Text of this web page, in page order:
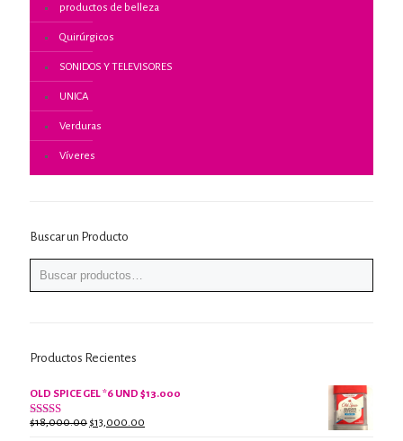
productos de belleza
Quirúrgicos
SONIDOS Y TELEVISORES
UNICA
Verduras
Víveres
Buscar un Producto
Productos Recientes
OLD SPICE GEL *6 UND $13.000
Valorado
$18,000.00 El
$13,000.00